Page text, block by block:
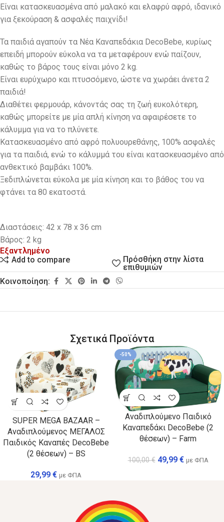
Είναι κατασκευασμένα από μαλακό και ελαφρύ αφρό, ιδανικό
για ξεκούραση & ασφαλές παιχνίδι!
Τα παιδιά αγαπούν τα Νέα Καναπεδάκια DecoBebe, κυρίως
επειδή μπορούν εύκολα να τα μεταφέρουν ενώ παίζουν,
καθώς το βάρος τους είναι μόνο 2 kg.
Eίναι ευρύχωρο και πτυσσόμενο, ώστε να χωράει άνετα 2
παιδιά!
Διαθέτει φερμουάρ, κάνοντάς σας τη ζωή ευκολότερη,
καθώς μπορείτε με μία απλή κίνηση να αφαιρέσετε το
κάλυμμα για να το πλύνετε.
Κατασκευασμένο από αφρό πολυουρεθάνης, 100% ασφαλές
για τα παιδιά, ενώ το κάλυμμά του είναι κατασκευασμένο από
ανθεκτικό βαμβάκι 100%.
Ξεδιπλώνεται εύκολα με μία κίνηση και το βάθος του να
φτάνει τα 80 εκατοστά.
Διαστάσεις: 42 x 78 x 36 cm
Βάρος: 2 kg
Εξαντλημένο
Add to compare
Πρόσθήκη στην λίστα
επιθυμιών
Κοινοποίηση:
Σχετικά Προϊόντα
SUPER MEGA BAZAAR –
Αναδιπλούμενος ΜΕΓΑΛΟΣ
Παιδικός Καναπές DecoBebe
(2 θέσεων) – BS
29,99 € με ΦΠΑ
-50%
Αναδιπλούμενο Παιδικό
Καναπεδάκι DecoBebe (2
θέσεων) – Farm
100,00€ 49,99 € με ΦΠΑ